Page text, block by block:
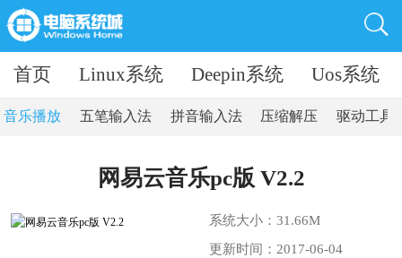
首页 Linux系统 Deepin系统 Uos系统
音乐播放 五笔输入法 拼音输入法 压缩解压 驱动工具
网易云音乐pc版 V2.2
系统大小：31.66M
更新时间：2017-06-04